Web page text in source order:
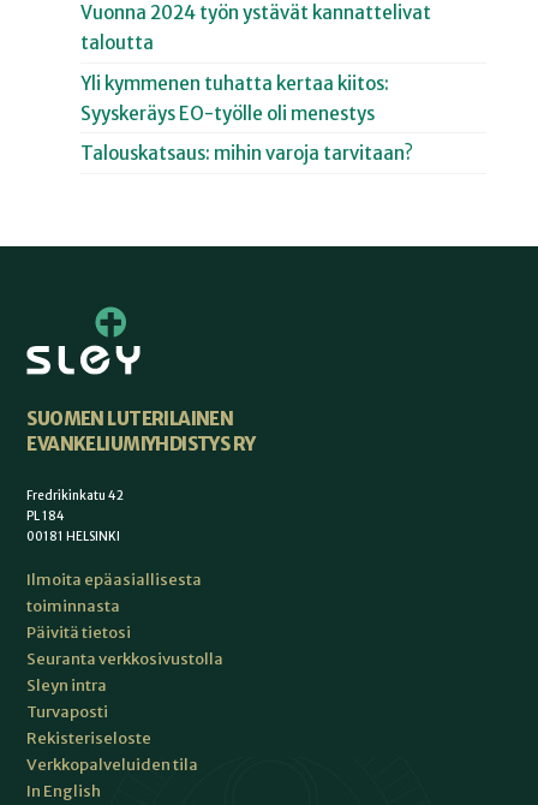
Vuonna 2024 työn ystävät kannattelivat
taloutta
Yli kymmenen tuhatta kertaa kiitos:
Syyskeräys EO-työlle oli menestys
Talouskatsaus: mihin varoja tarvitaan?
SUOMEN LUTERILAINEN
EVANKELIUMIYHDISTYS RY
Fredrikinkatu 42
PL 184
00181 HELSINKI
Ilmoita epäasiallisesta
toiminnasta
Päivitä tietosi
Seuranta verkkosivustolla
Sleyn intra
Turvaposti
Rekisteriseloste
Verkkopalveluiden tila
In English